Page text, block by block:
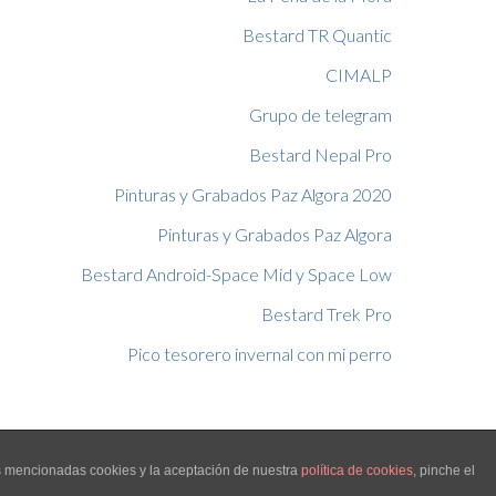
Bestard TR Quantic
CIMALP
Grupo de telegram
Bestard Nepal Pro
Pinturas y Grabados Paz Algora 2020
Pinturas y Grabados Paz Algora
Bestard Android-Space Mid y Space Low
Bestard Trek Pro
Pico tesorero invernal con mi perro
cookies y la aceptación de nuestra política de cookies, pinche el